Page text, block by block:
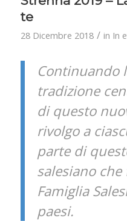
te
28 Dicembre 2018 / in In
Continuando
tradizione
di questo
rivolgo a
parte di
salesiano
Famiglia
paesi.